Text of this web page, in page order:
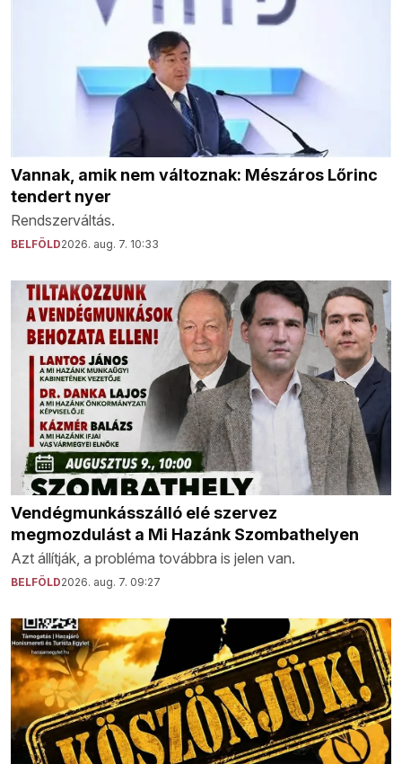
Vannak, amik nem változnak: Mészáros Lőrinc
tendert nyer
Rendszerváltás.
BELFÖLD2026. aug. 7. 10:33
Vendégmunkásszálló elé szervez
megmozdulást a Mi Hazánk Szombathelyen
Azt állítják, a probléma továbbra is jelen van.
BELFÖLD2026. aug. 7. 09:27